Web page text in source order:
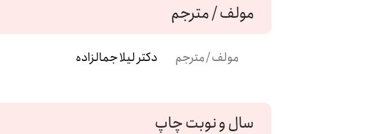
مولف / مترجم
مولف / مترجم دکتر لیلا جمالزاده
سال و نوبت چاپ